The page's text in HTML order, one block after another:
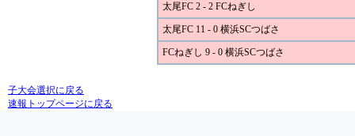
太尾FC 2 - 2 FCねぎし
太尾FC 11 - 0 横浜SCつばさ
FCねぎし 9 - 0 横浜SCつばさ
子大会選択に戻る
速報トップページに戻る